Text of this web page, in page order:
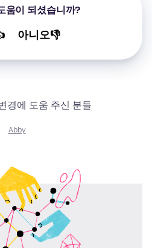
움이 되셨습니까?
아니오👎
경에 도움 주신 분들
Abby